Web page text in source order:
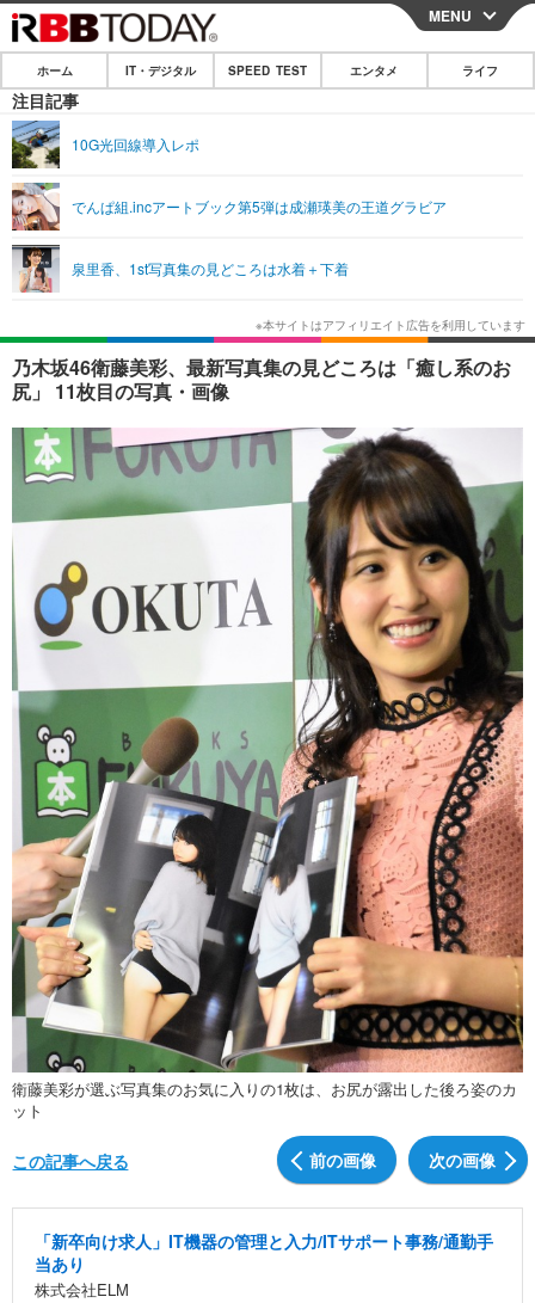
CLOSE
ホーム
IT・デジタル
ショッピング
SPEED TEST
エンタメ
エンタメTOP
韓国・芸能
音楽 スポーツ
ショッピング その他
ライフ
ライフTOP グルメ
ペット ショッピング
その他
リリース一覧
プッシュ通知の停止方法
MENU
ホーム IT・デジタル SPEED TEST エンタメ ライフ
注目記事
10G光回線導入レポ
でんぱ組.incアートブック第5弾は成瀬瑛美の王道グラビア
泉里香、1st写真集の見どころは水着＋下着
乃木坂46衛藤美彩、最新写真集の見どころは「癒し系のお
尻」 11枚目の写真・画像
衛藤美彩が選ぶ写真集のお気に入りの1枚は、お尻が露出した後ろ姿のカ
ット
前の画像 次の画像
この記事へ戻る
「新卒向け求人」IT機器の管理と入力/ITサポート事務/通勤手
当あり
株式会社ELM